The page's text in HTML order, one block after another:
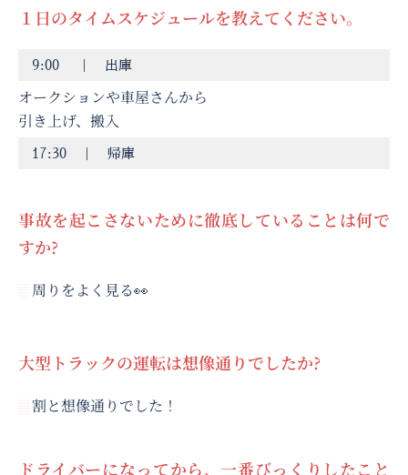
大型トラックの運転は想像通りでしたか?
░ 割と想像通りでした！
ドライバーになってから、一番びっくりしたこと
１日のタイムスケジュールを教えてください。
9:00 ｜ 出庫
オークションや車屋さんから
引き上げ、搬入
17:30 ｜ 帰庫
事故を起こさないために徹底していることは何で
すか?
░ 周りをよく見る👀